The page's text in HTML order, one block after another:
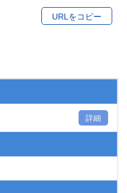
URLをコピー
詳細